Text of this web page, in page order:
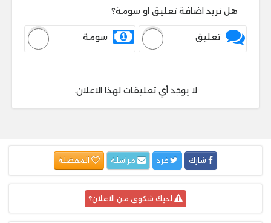
هل تريد اضافة تعليق او سومة؟
تعليق سومة
لا يوجد أي تعليقات لهذا الاعلان.
شارك غرد المفضلة
لديك شكوى من الاعلان؟